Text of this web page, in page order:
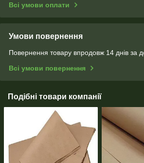
Всі умови оплати
Умови повернення
Повернення товару впродовж 14 днів за
Всі умови повернення
Подібні товари компанії